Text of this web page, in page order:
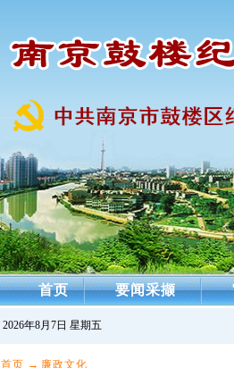
首页 要闻采撷
2026年8月7日 星期五
首页 → 廉政文化